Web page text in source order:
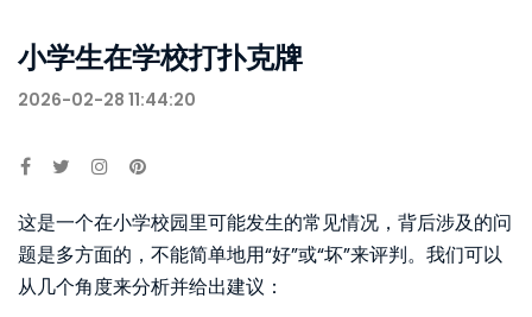
小学生在学校打扑克牌
2026-02-28 11:44:20
这是一个在小学校园里可能发生的常见情况，背后涉及的问
题是多方面的，不能简单地用“好”或“坏”来评判。我们可以
从几个角度来分析并给出建议：